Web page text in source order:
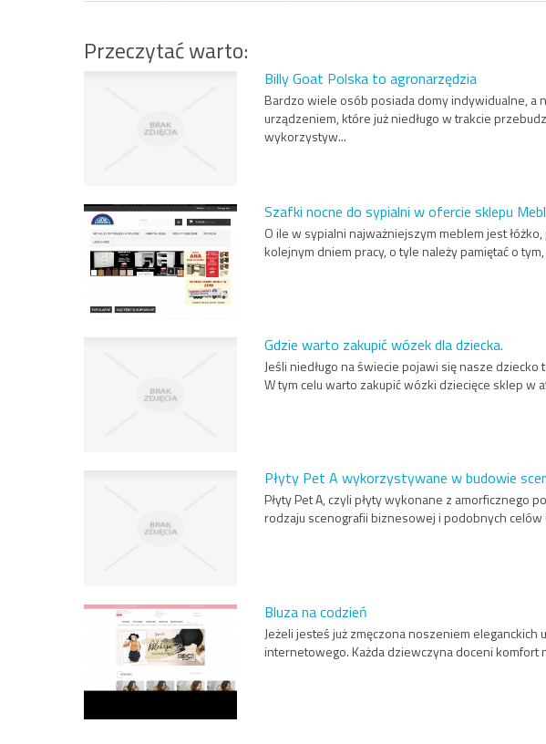
Przeczytać warto:
Billy Goat Polska to agronarzędzia
Bardzo wiele osób posiada domy indywidualne, a
urządzeniem, które już niedługo w trakcie
wykorzystyw...
Szafki nocne do sypialni w ofercie sklepu
O ile w sypialni najważniejszym meblem jest
kolejnym dniem pracy, o tyle należy pamiętać o
Gdzie warto zakupić wózek dla dziecka.
Jeśli niedługo na świecie pojawi się nasze
W tym celu warto zakupić wózki dziecięce sklep
Płyty Pet A wykorzystywane w budowie
Płyty Pet A, czyli płyty wykonane z
rodzaju scenografii biznesowej i podobnych celów
Bluza na codzień
Jeżeli jesteś już zmęczona noszeniem
internetowego. Każda dziewczyna doceni komfort